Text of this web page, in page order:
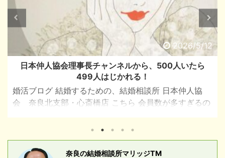
2026/4/9
お見合いでのタブー会話ベスト３女性編
こんにちは。 マリッジＴ・Ｍの南 敏和です。 今回は
わたしの経験談から‥ お見合いでの女性側から聞いた絶
対にやってはならないこと。 ベスト３ No.1 お見合い
会話中で なぜ今まで結婚しなかった「出来なかった」
等の質問は男性の印象を悪くしてしまう。 No.2 服
装 Tシャツ.ジャジーは 絶対ダメ （ネットでの
ZOOMお見合い含む） 「スーツ.ジャケット」着用が
奈良の結婚相談所マリッジTM